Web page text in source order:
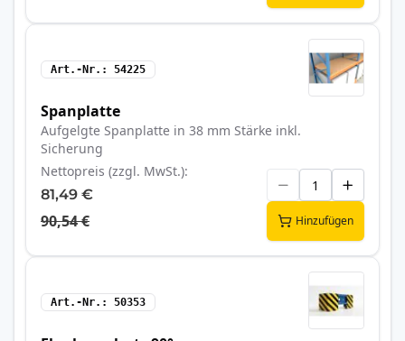
Art.-Nr. 54225
Spanplatte
Aufgelgte Spanplatte in 38 mm Stärke inkl.
Sicherung
Nettopreis (zzgl. MwSt.)
81,49 €
90,54 € Hinzufügen
Art.-Nr. 50353